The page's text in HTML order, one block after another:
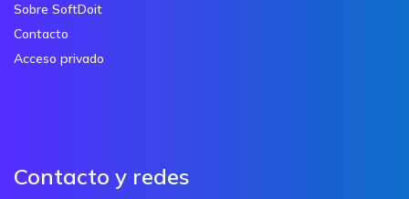
Sobre SoftDoit
Contacto
Acceso privado
Contacto y redes